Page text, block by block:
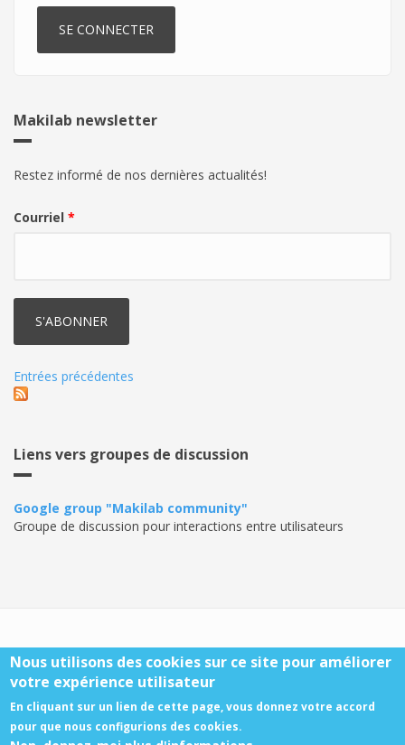
Makilab newsletter
Restez informé de nos dernières actualités!
Courriel *
Entrées précédentes
Liens vers groupes de discussion
Google group "Makilab community"
Groupe de discussion pour interactions entre utilisateurs
Makilab A.S.B.L. - N° 0553665607 - IBAN: BE19 3631 3559 3512
- BIC: BBRUBEBB
2014-2025 -
l’identique
Nous utilisons des cookies sur ce site pour améliorer
votre expérience utilisateur
En cliquant sur un lien de cette page, vous donnez votre accord
pour que nous configurions des cookies.